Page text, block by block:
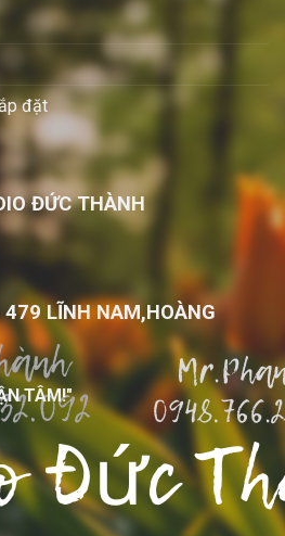
đặt
ĐỨC THÀNH
LĨNH NAM,HOÀNG
TÂM!"